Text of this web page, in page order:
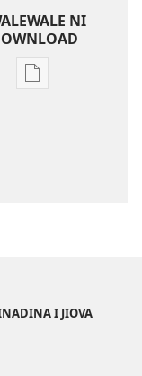
NI
Sala
QaiI JIOVA